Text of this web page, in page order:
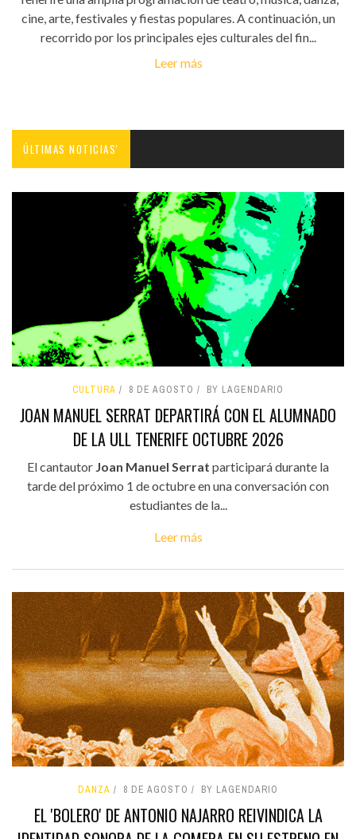
cine, arte, festivales y fiestas populares. A continuación, un
recorrido por los principales ejes culturales del fin...
Leer más
ÚLTIMAS NOTICIAS'
CULTURA 8 DE AGOSTO BY LAGENDARIO
JOAN MANUEL SERRAT DEPARTIRÁ CON EL ALUMNADO
DE LA ULL TENERIFE OCTUBRE 2026
El cantautor Joan Manuel Serrat participará durante la
tarde del próximo 1 de octubre en una conversación con
estudiantes de la...
Leer más
DANZA 8 DE AGOSTO BY LAGENDARIO
EL 'BOLERO' DE ANTONIO NAJARRO REIVINDICA LA